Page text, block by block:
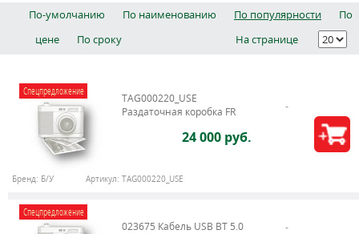
По-умолчанию По наименованию По популярности
По
цене
По сроку На странице
Спецпредложение
TAG000220_USE
Раздаточная коробка FR
24 000 руб.
Бренд: Б/У Артикул: TAG000220_USE
Спецпредложение
023675 Кабель USB BT 5.0